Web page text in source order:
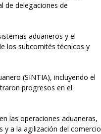
de delegaciones de
aduaneros y el
los subcomités técnicos y
(SINTIA), incluyendo el
progresos en el
las operaciones aduaneras,
a la agilización del comercio